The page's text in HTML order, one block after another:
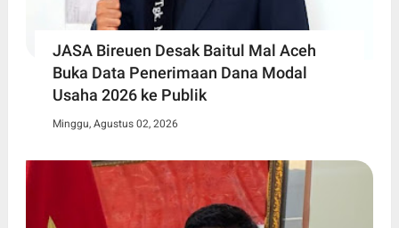
JASA Bireuen Desak Baitul Mal Aceh
Buka Data Penerimaan Dana Modal
Usaha 2026 ke Publik
Minggu, Agustus 02, 2026